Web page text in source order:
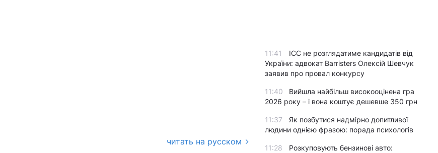
читать на русском
11:41
ICC не розглядатиме кандидатів від
України: адвокат Barristers Олексій Шевчук
заявив про провал конкурсу
11:40
Вийшла найбільш високооцінена гра
2026 року – і вона коштує дешевше 350 грн
11:37
Як позбутися надмірно допитливої
людини однією фразою: порада психологів
11:28
Розкуповують бензинові авто: